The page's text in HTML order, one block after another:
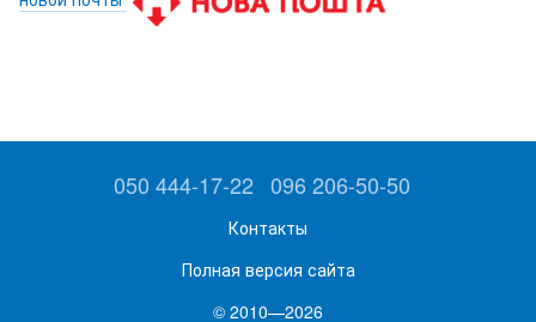
050 444-17-22 096 206-50-50
Контакты
Полная версия сайта
© 2010—2026